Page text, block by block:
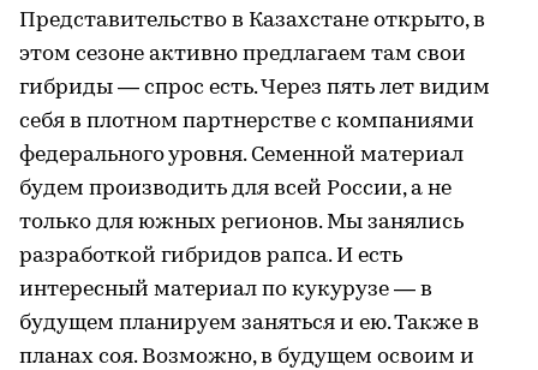
Представительство в Казахстане открыто, в
этом сезоне активно предлагаем там свои
гибриды — спрос есть. Через пять лет видим
себя в плотном партнерстве с компаниями
федерального уровня. Семенной материал
будем производить для всей России, а не
только для южных регионов. Мы занялись
разработкой гибридов рапса. И есть
интересный материал по кукурузе — в
будущем планируем заняться и ею. Также в
планах соя. Возможно, в будущем освоим и